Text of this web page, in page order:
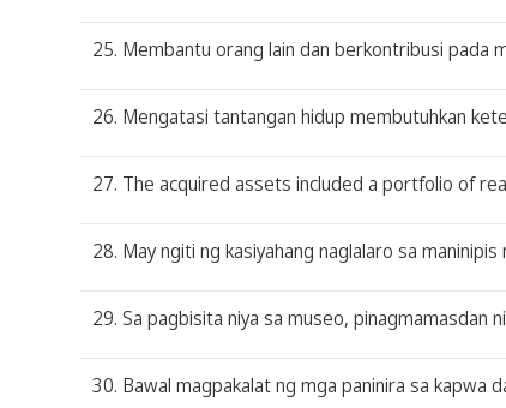
25. Membantu orang lain dan berkontribusi pada
26. Mengatasi tantangan hidup membutuhkan
27. The acquired assets included a portfolio of
28. May ngiti ng kasiyahang naglalaro sa
29. Sa pagbisita niya sa museo, pinagmamasdan
30. Bawal magpakalat ng mga paninira sa kapwa